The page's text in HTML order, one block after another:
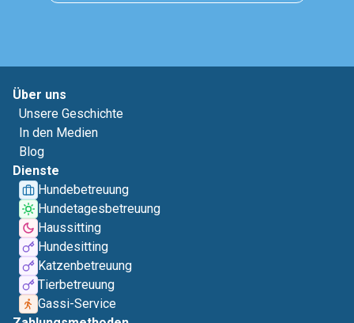
Über uns
Unsere Geschichte
In den Medien
Blog
Dienste
Hundebetreuung
Hundetagesbetreuung
Haussitting
Hundesitting
Katzenbetreuung
Tierbetreuung
Gassi-Service